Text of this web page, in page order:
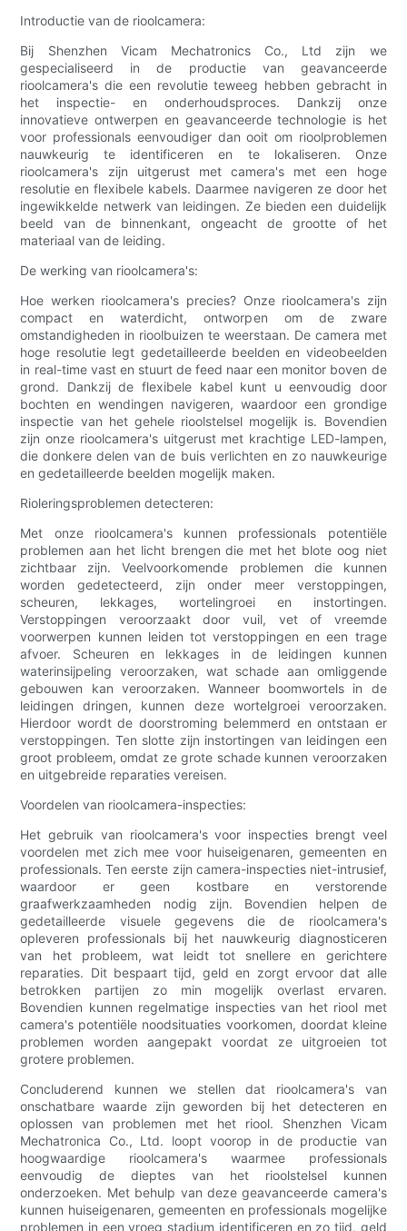
Introductie van de rioolcamera:
Bij Shenzhen Vicam Mechatronics Co., Ltd zijn we
gespecialiseerd in de productie van geavanceerde
rioolcamera's die een revolutie teweeg hebben gebracht in
het inspectie- en onderhoudsproces. Dankzij onze
innovatieve ontwerpen en geavanceerde technologie is het
voor professionals eenvoudiger dan ooit om rioolproblemen
nauwkeurig te identificeren en te lokaliseren. Onze
rioolcamera's zijn uitgerust met camera's met een hoge
resolutie en flexibele kabels. Daarmee navigeren ze door het
ingewikkelde netwerk van leidingen. Ze bieden een duidelijk
beeld van de binnenkant, ongeacht de grootte of het
materiaal van de leiding.
De werking van rioolcamera's:
Hoe werken rioolcamera's precies? Onze rioolcamera's zijn
compact en waterdicht, ontworpen om de zware
omstandigheden in rioolbuizen te weerstaan. De camera met
hoge resolutie legt gedetailleerde beelden en videobeelden
in real-time vast en stuurt de feed naar een monitor boven de
grond. Dankzij de flexibele kabel kunt u eenvoudig door
bochten en wendingen navigeren, waardoor een grondige
inspectie van het gehele rioolstelsel mogelijk is. Bovendien
zijn onze rioolcamera's uitgerust met krachtige LED-lampen,
die donkere delen van de buis verlichten en zo nauwkeurige
en gedetailleerde beelden mogelijk maken.
Rioleringsproblemen detecteren:
Met onze rioolcamera's kunnen professionals potentiële
problemen aan het licht brengen die met het blote oog niet
zichtbaar zijn. Veelvoorkomende problemen die kunnen
worden gedetecteerd, zijn onder meer verstoppingen,
scheuren, lekkages, wortelingroei en instortingen.
Verstoppingen veroorzaakt door vuil, vet of vreemde
voorwerpen kunnen leiden tot verstoppingen en een trage
afvoer. Scheuren en lekkages in de leidingen kunnen
waterinsijpeling veroorzaken, wat schade aan omliggende
gebouwen kan veroorzaken. Wanneer boomwortels in de
leidingen dringen, kunnen deze wortelgroei veroorzaken.
Hierdoor wordt de doorstroming belemmerd en ontstaan er
verstoppingen. Ten slotte zijn instortingen van leidingen een
groot probleem, omdat ze grote schade kunnen veroorzaken
en uitgebreide reparaties vereisen.
Voordelen van rioolcamera-inspecties:
Het gebruik van rioolcamera's voor inspecties brengt veel
voordelen met zich mee voor huiseigenaren, gemeenten en
professionals. Ten eerste zijn camera-inspecties niet-intrusief,
waardoor er geen kostbare en verstorende
graafwerkzaamheden nodig zijn. Bovendien helpen de
gedetailleerde visuele gegevens die de rioolcamera's
opleveren professionals bij het nauwkeurig diagnosticeren
van het probleem, wat leidt tot snellere en gerichtere
reparaties. Dit bespaart tijd, geld en zorgt ervoor dat alle
betrokken partijen zo min mogelijk overlast ervaren.
Bovendien kunnen regelmatige inspecties van het riool met
camera's potentiële noodsituaties voorkomen, doordat kleine
problemen worden aangepakt voordat ze uitgroeien tot
grotere problemen.
Concluderend kunnen we stellen dat rioolcamera's van
onschatbare waarde zijn geworden bij het detecteren en
oplossen van problemen met het riool. Shenzhen Vicam
Mechatronica Co., Ltd. loopt voorop in de productie van
hoogwaardige rioolcamera's waarmee professionals
eenvoudig de dieptes van het rioolstelsel kunnen
onderzoeken. Met behulp van deze geavanceerde camera's
kunnen huiseigenaren, gemeenten en professionals mogelijke
problemen in een vroeg stadium identificeren en zo tijd, geld